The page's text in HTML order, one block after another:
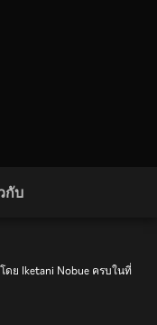
กับ
ย Iketani Nobue ครบในที่